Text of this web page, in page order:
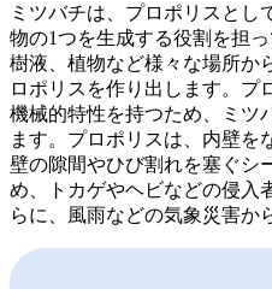
ミツバチは、プロポリスとし
物の1つを生成する役割を担
樹液、植物など様々な場所か
ロポリスを作り出します。プ
機械的特性を持つため、ミツ
ます。プロポリスは、内壁を
壁の隙間やひび割れを塞ぐシ
め、トカゲやヘビなどの侵入
らに、風雨などの気象災害か